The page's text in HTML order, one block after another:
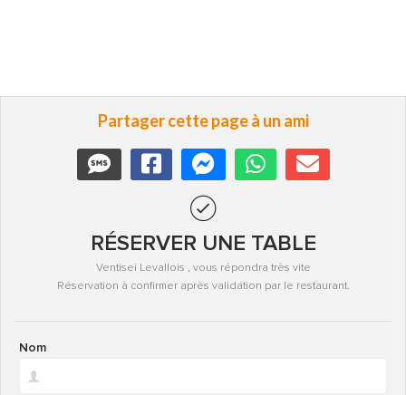
Partager cette page à un ami
RÉSERVER UNE TABLE
Ventisei Levallois , vous répondra très vite
Réservation à confirmer après validation par le restaurant.
Nom